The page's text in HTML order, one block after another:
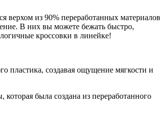
верхом из 90% переработанных материалов
В них вы можете бежать быстро,
кроссовки в линейке!
пластика, создавая ощущение мягкости и
была создана из переработанного